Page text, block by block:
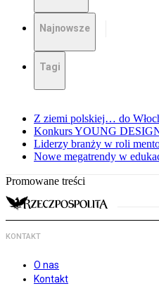
Najnowsze
Tagi
Z ziemi polskiej… do
Konkurs YOUNG
Liderzy branży w roli
Nowe megatrendy w
Promowane treści
KONTAKT
O nas
Kontakt